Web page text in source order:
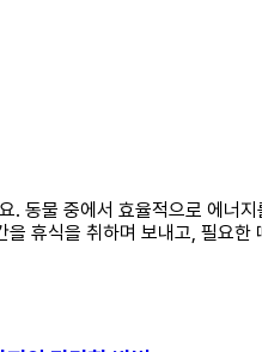
. 동물 중에서 효율적으로 에너
휴식을 취하며 보내고, 필요